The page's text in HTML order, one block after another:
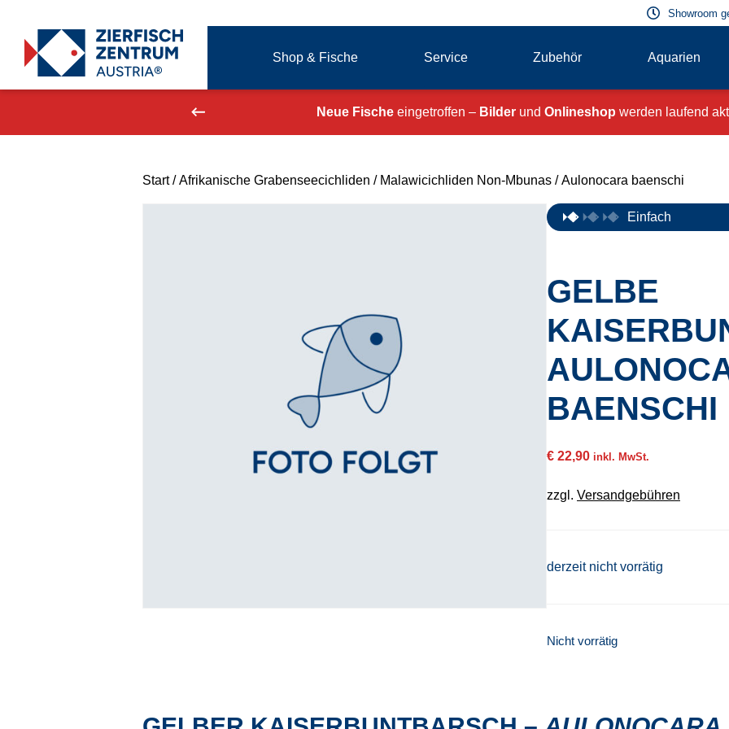
Zierfisch Aquarium Austria
Showroom
Shop & Fische Service Zubehör Aquarien
Neue Fischeeingetroffen – Bilderund Onlineshop werden laufend
Start/Afrikanische Grabenseecichliden / Malawicichliden Non-Mbunas/ Aulonocara baenschi
Einfach
GELBE
BAENSCHI
€ 22,90 inkl. MwSt.
zzgl. Versandgebühren
derzeit nicht vorrätig
Nicht vorrätig